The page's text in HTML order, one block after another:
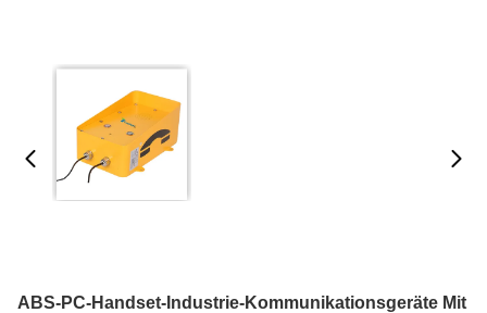
ABS-PC-Handset-Industrie-Kommunikationsgeräte Mit